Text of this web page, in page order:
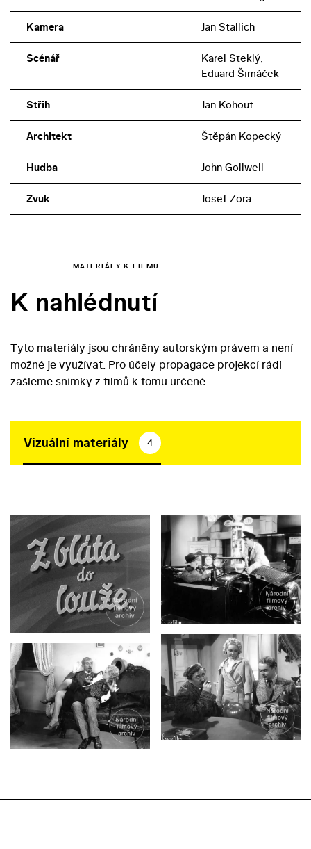
Kamera Jan Stallich
Scénář
Karel Steklý,
Eduard Šimáček
Střih Jan Kohout
Architekt Štěpán Kopecký
Hudba John Gollwell
Zvuk Josef Zora
MATERIÁLY K FILMU
K nahlédnutí
Tyto materiály jsou chráněny autorským právem a není
možné je využívat. Pro účely propagace projekcí rádi
zašleme snímky z filmů k tomu určené.
Vizuální materiály 4